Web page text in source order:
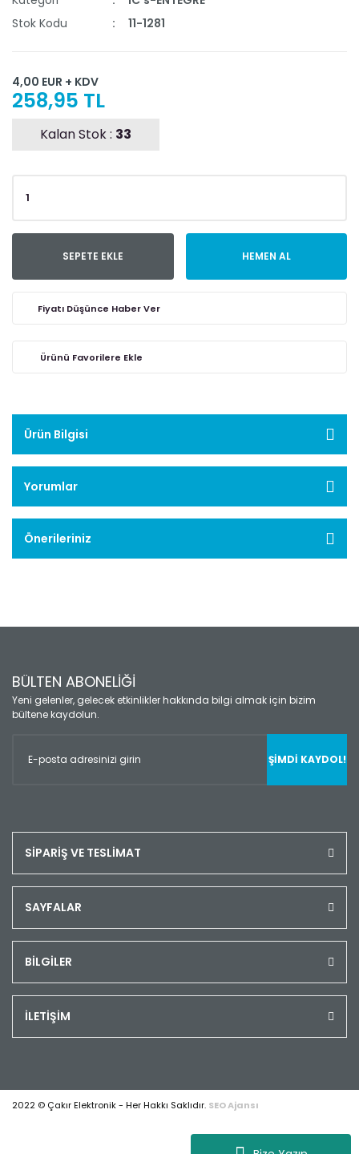
Stok Kodu
11-1281
4,00 EUR + KDV
258,95 TL
Kalan Stok : 33
SEPETE EKLE HEMEN AL
Fiyatı Düşünce Haber Ver
Ürün Bilgisi
Yorumlar
Önerileriniz
BÜLTEN ABONELİĞİ
Yeni gelenler, gelecek etkinlikler hakkında bilgi almak için bizim
bültene kaydolun.
ŞİMDİ KAYDOL!
SİPARİŞ VE TESLİMAT
SAYFALAR
BİLGİLER
İLETİŞİM
2022 © Çakır Elektronik - Her Hakkı Saklıdır. SEO Ajansı